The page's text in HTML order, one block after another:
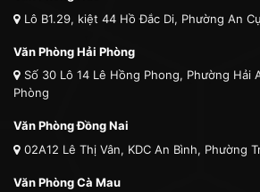
Lô B1.29, kiệt 44 Hồ Đắc Di, Phường An
Văn Phòng Hải Phòng
Số 30 Lô 14 Lê Hồng Phong, Phường Hải
Phòng
Văn Phòng Đồng Nai
02A12 Lê Thị Vân, KDC An Bình, Phường
Văn Phòng Cà Mau